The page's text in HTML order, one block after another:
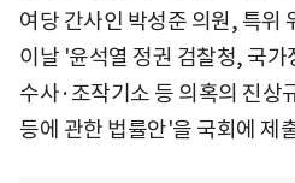
여당 간사인 박성준 의원, 특위
이날 '윤석열 정권 검찰청, 국
수사·조작기소 등 의혹의 진상
등에 관한 법률안'을 국회에 제